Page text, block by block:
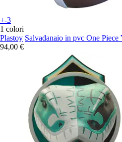
+-3
1 colori
Plastoy Salvadanaio in pvc One Piece
94,00 €